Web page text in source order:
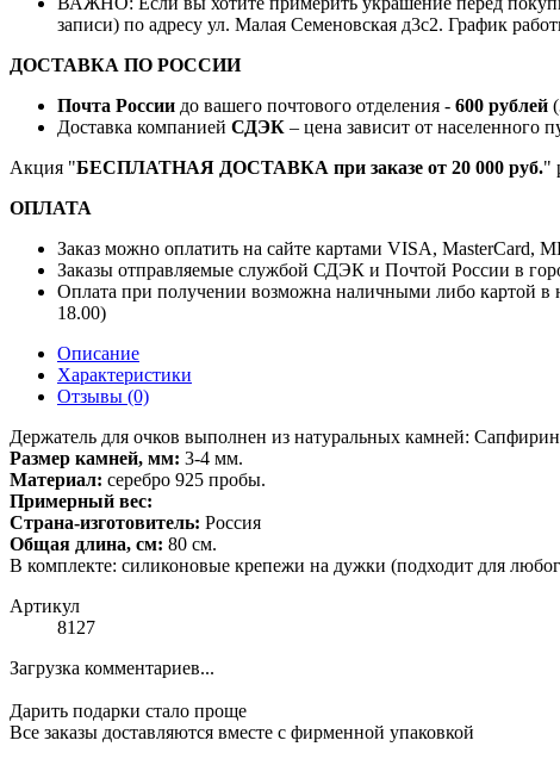
записи) по адресу ул. Малая Семеновская д3с2. График
ДОСТАВКА ПО РОССИИ
Почта России до вашего почтового отделения - 600 рублей
Доставка компанией СДЭК – цена зависит от населенного
Акция "БЕСПЛАТНАЯ ДОСТАВКА при заказе от 20 000 руб."
ОПЛАТА
Заказ можно оплатить на сайте картами VISA, MasterCard,
Заказы отправляемые службой СДЭК и Почтой России в
Оплата при получении возможна наличными либо картой
18.00)
Описание
Характеристики
Отзывы (0)
Держатель для очков выполнен из натуральных камней:
Размер камней, мм: 3-4 мм.
Материал: серебро 925 пробы.
Примерный вес:
Страна-изготовитель: Россия
Общая длина, см: 80 см.
В комплекте: силиконовые крепежи на дужки (подходит для
Артикул
8127
Загрузка комментариев...
Дарить подарки стало проще
Все заказы доставляются вместе c фирменной упаковкой